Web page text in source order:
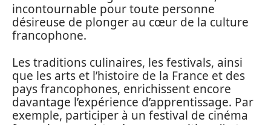
incontournable pour toute personne
désireuse de plonger au cœur de la culture
francophone.
Les traditions culinaires, les festivals, ainsi
que les arts et l’histoire de la France et des
pays francophones, enrichissent encore
davantage l’expérience d’apprentissage. Par
exemple, participer à un festival de cinéma